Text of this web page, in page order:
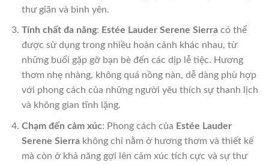
thư giãn và bình yên.
Tính chất đa năng: Estée Lauder Serene Sierracó thể
được sử dụng trong nhiều hoàn cảnh khác nhau, từ
những buổi gặp gỡ bạn bè đến các dịp lễ tiệc. Hương
thơm nhẹ nhàng, không quá nồng nàn, dễ dàng phù hợp
với phong cách của những người yêu thích sự thanh lịch
và không gian tĩnh lặng.
Chạm đến cảm xúc: Phong cách của Estée Lauder
Serene Sierrakhông chỉ nằm ở hương thơm và thiết kế
mà còn ở khả năng gợi lên cảm xúc tích cực và sự thư